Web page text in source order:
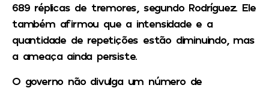
689 réplicas de tremores, segundo Rodríguez. Ele
também afirmou que a intensidade e a
quantidade de repetições estão diminuindo, mas
a ameaça ainda persiste.
O governo não divulga um número de